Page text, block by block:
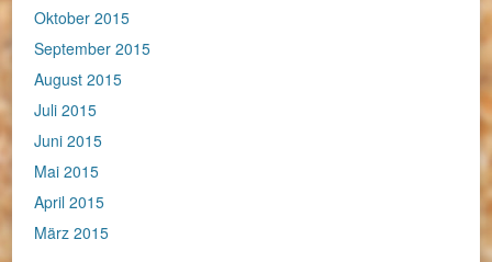
Oktober 2015
September 2015
August 2015
Juli 2015
Juni 2015
Mai 2015
April 2015
März 2015